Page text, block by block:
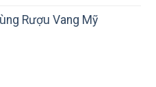
Rượu Vang Mỹ